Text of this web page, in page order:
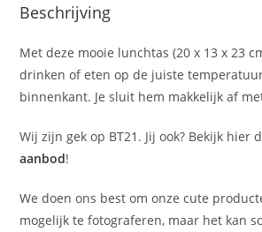
Beschrijving
Met deze mooie lunchtas (20 x 13 x 23
drinken of eten op de juiste
binnenkant. Je sluit hem makkelijk af
Wij zijn gek op BT21. Jij ook? Bekijk hier
aanbod!
We doen ons best om onze cute
mogelijk te fotograferen, maar het kan